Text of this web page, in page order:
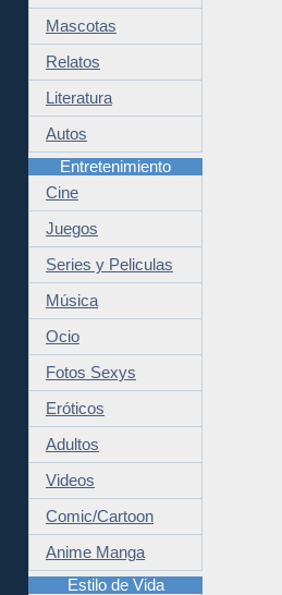
Mascotas
Relatos
Literatura
Autos
Entretenimiento
Cine
Juegos
Series y Peliculas
Música
Ocio
Fotos Sexys
Eróticos
Adultos
Videos
Comic/Cartoon
Anime Manga
Estilo de Vida